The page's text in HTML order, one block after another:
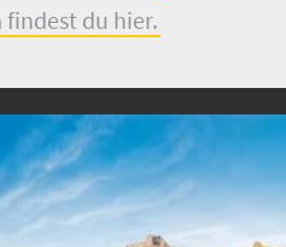
du hier.